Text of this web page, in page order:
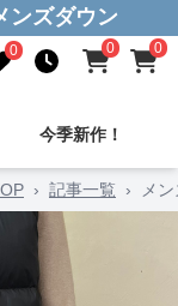
ンズダウン
0 0 0
今季新作！
› 記事一覧 › メ